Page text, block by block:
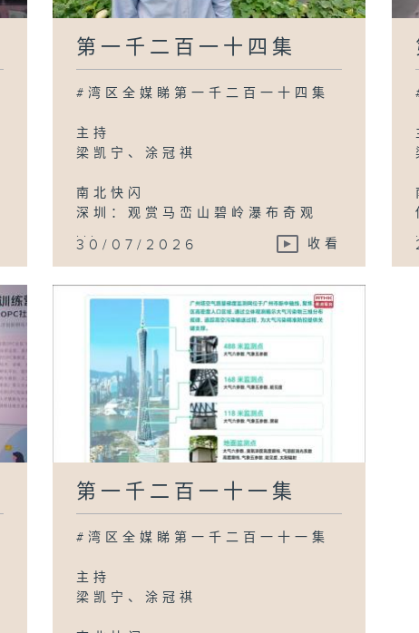
第一千二百一十四集
#湾区全媒睇第一千二百一十四集
主持
梁凯宁、涂冠祺
南北快闪
深圳：观赏马峦山碧岭瀑布奇观
...
30/07/2026 收看
第一千二百一十一集
#湾区全媒睇第一千二百一十一集
主持
梁凯宁、涂冠祺